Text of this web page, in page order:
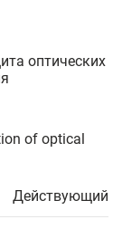
оптических
of optical
Действующий